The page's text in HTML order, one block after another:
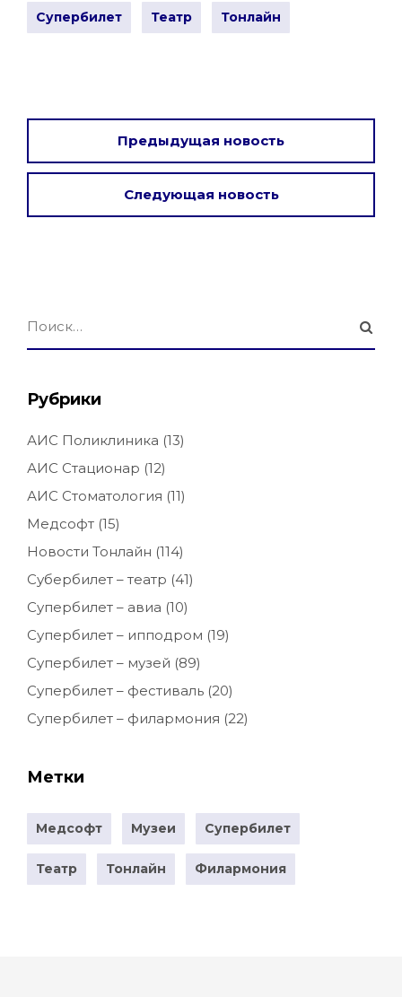
Супербилет Театр Тонлайн
Предыдущая новость
Следующая новость
Рубрики
АИС Поликлиника (13)
АИС Стационар (12)
АИС Стоматология (11)
Медсофт (15)
Новости Тонлайн (114)
Субербилет – театр (41)
Супербилет – авиа (10)
Супербилет – ипподром (19)
Супербилет – музей (89)
Супербилет – фестиваль (20)
Супербилет – филармония (22)
Метки
Медсофт Музеи Супербилет
Театр Тонлайн Филармония